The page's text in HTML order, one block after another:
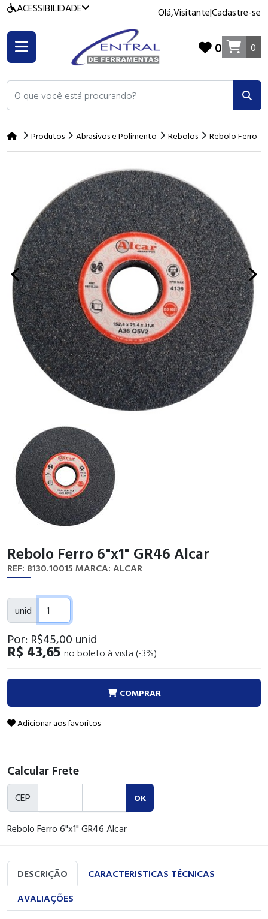
ACESSIBILIDADE Olá,Visitante|Cadastre-se
O que você está procurando?
0 0
Produtos Abrasivos e Polimento Rebolos Rebolo Ferro
prev next
Rebolo Ferro 6"x1" GR46 Alcar
REF: 8130.10015 MARCA: ALCAR
unid
Por: R$45,00 unid
R$ 43,65 no boleto à vista (-3%)
COMPRAR
Adicionar aos favoritos
Calcular Frete
CEP OK
Rebolo Ferro 6"x1" GR46 Alcar
DESCRIÇÃO
CARACTERISTICAS TÉCNICAS
AVALIAÇÕES